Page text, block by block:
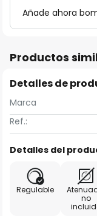
Añade ahora
Productos
Detalles de
Marca
Ref.:
Detalles del
Regulable
no